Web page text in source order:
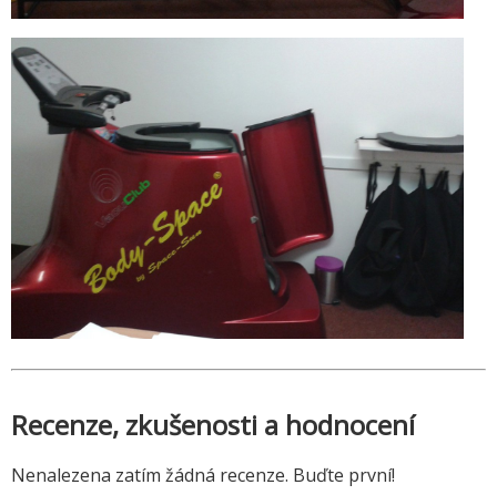
Recenze, zkušenosti a hodnocení
Nenalezena zatím žádná recenze. Buďte první!